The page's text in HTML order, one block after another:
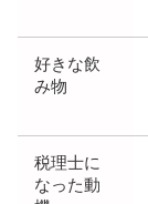
好きな飲
み物
税理士に
なった動